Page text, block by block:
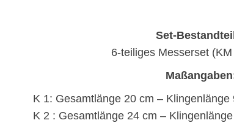
Set-
6-teiliges Messerset
K 1: Gesamtlänge 20 cm –
K 2 : Gesamtlänge 24 cm –